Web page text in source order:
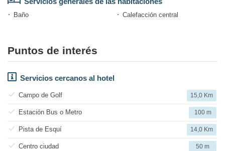
Baño Calefacción central
Puntos de interés
Servicios cercanos al hotel
Campo de Golf 15,0 Km
Estación Bus o Metro 100 m
Pista de Esquí 14,0 Km
Centro ciudad 50 m